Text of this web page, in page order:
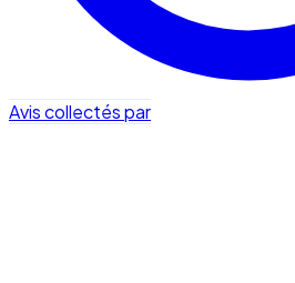
Avis collectés par